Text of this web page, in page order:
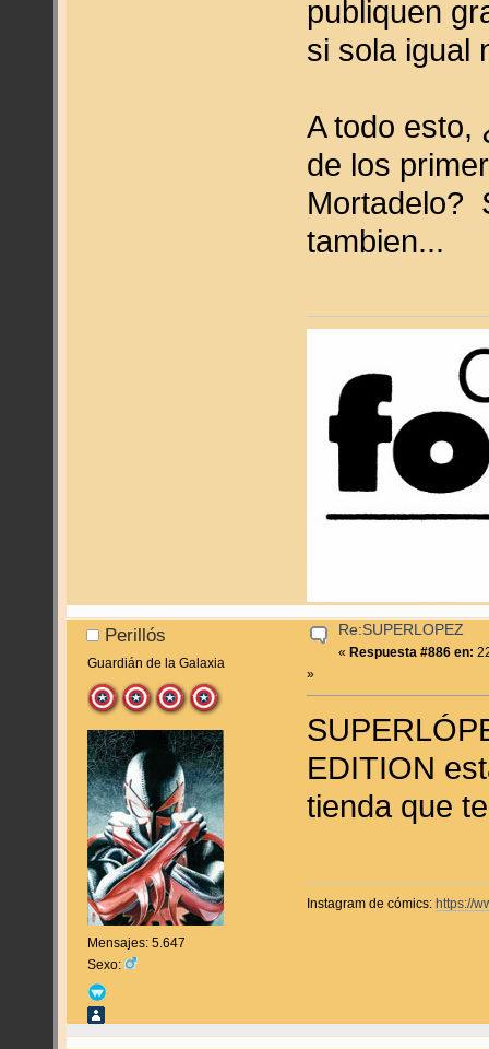
publiquen
si sola igual
A todo esto,
de los
Mortadelo?
tambien...
Perillós
Guardián de la Galaxia
Mensajes: 5.647
Sexo:
Re:SUPERLOPEZ
« Respuesta #886 en:
»
EDITION
tienda que
Instagram de cómics: https://